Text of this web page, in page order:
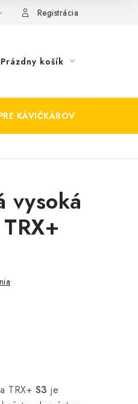
Registrácia
Prázdny košík
KÁVIČKÁROV
vysoká
TRX+ S3 je